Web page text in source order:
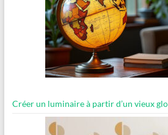
Créer un luminaire à partir d’un vieux